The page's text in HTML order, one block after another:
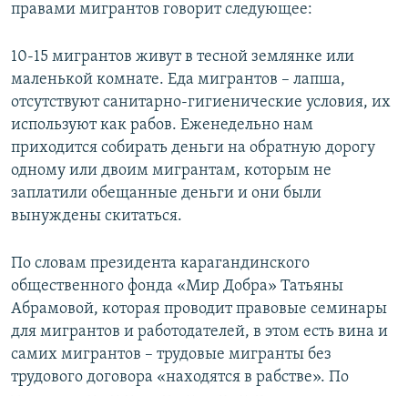
правами мигрантов говорит следующее:
10-15 мигрантов живут в тесной землянке или
маленькой комнате. Еда мигрантов – лапша,
отсутствуют санитарно-гигиенические условия, их
используют как рабов. Еженедельно нам
приходится собирать деньги на обратную дорогу
одному или двоим мигрантам, которым не
заплатили обещанные деньги и они были
вынуждены скитаться.
По словам президента карагандинского
общественного фонда «Мир Добра» Татьяны
Абрамовой, которая проводит правовые семинары
для мигрантов и работодателей, в этом есть вина и
самих мигрантов – трудовые мигранты без
трудового договора «находятся в рабстве». По